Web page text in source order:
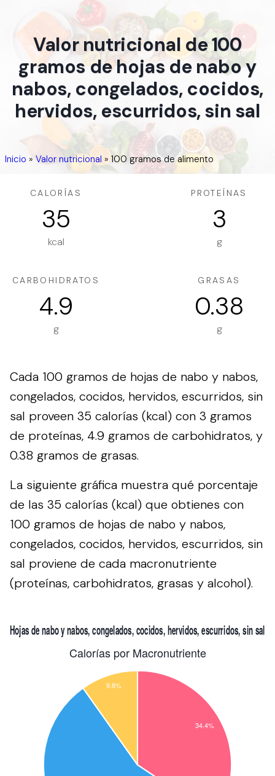
Valor nutricional de 100
gramos de hojas de nabo y
nabos, congelados, cocidos,
hervidos, escurridos, sin sal
Inicio »Valor nutricional » 100 gramos de alimento
CALORÍAS
35
kcal
PROTEÍNAS
3
g
CARBOHIDRATOS
4.9
g
GRASAS
0.38
g
Cada 100 gramos de hojas de nabo y nabos,
congelados, cocidos, hervidos, escurridos, sin
sal proveen 35 calorías (kcal) con 3 gramos
de proteínas, 4.9 gramos de carbohidratos, y
0.38 gramos de grasas.
La siguiente gráfica muestra qué porcentaje
de las 35 calorías (kcal) que obtienes con
100 gramos de hojas de nabo y nabos,
congelados, cocidos, hervidos, escurridos, sin
sal proviene de cada macronutriente
(proteínas, carbohidratos, grasas y alcohol).